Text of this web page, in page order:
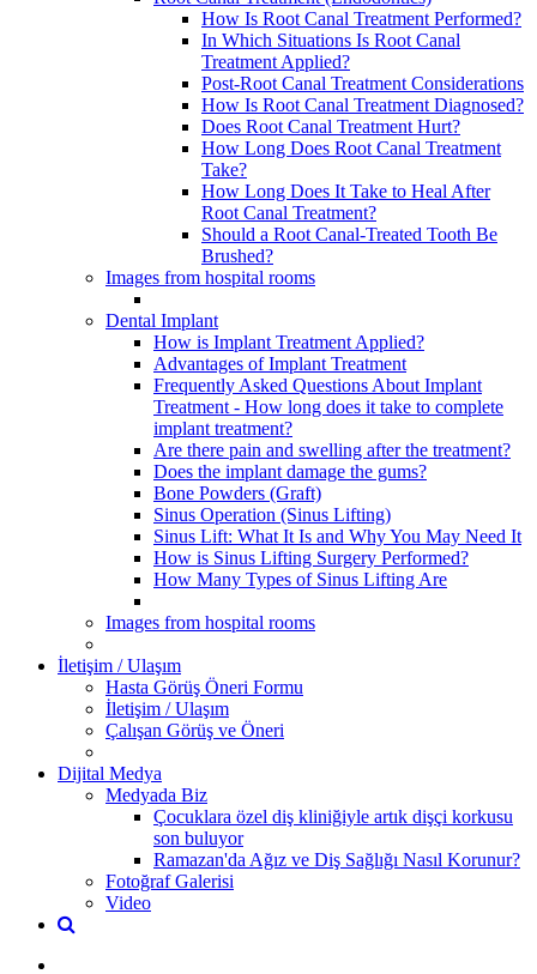
How Is Root Canal Treatment Performed?
In Which Situations Is Root Canal
Treatment Applied?
Post-Root Canal Treatment Considerations
How Is Root Canal Treatment Diagnosed?
Does Root Canal Treatment Hurt?
How Long Does Root Canal Treatment
Take?
How Long Does It Take to Heal After
Root Canal Treatment?
Should a Root Canal-Treated Tooth Be
Brushed?
Images from hospital rooms
Dental Implant
How is Implant Treatment Applied?
Advantages of Implant Treatment
Frequently Asked Questions About Implant
Treatment - How long does it take to complete
implant treatment?
Are there pain and swelling after the treatment?
Does the implant damage the gums?
Bone Powders (Graft)
Sinus Operation (Sinus Lifting)
Sinus Lift: What It Is and Why You May Need It
How is Sinus Lifting Surgery Performed?
How Many Types of Sinus Lifting Are
Images from hospital rooms
İletişim / Ulaşım
Hasta Görüş Öneri Formu
İletişim / Ulaşım
Çalışan Görüş ve Öneri
Dijital Medya
Medyada Biz
Çocuklara özel diş kliniğiyle artık dişçi korkusu
son buluyor
Ramazan'da Ağız ve Diş Sağlığı Nasıl Korunur?
Fotoğraf Galerisi
Video